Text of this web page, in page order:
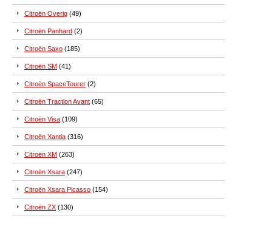
Citroën Overig (49)
Citroën Panhard (2)
Citroën Saxo (185)
Citroën SM (41)
Citroën SpaceTourer (2)
Citroën Traction Avant (65)
Citroën Visa (109)
Citroën Xantia (316)
Citroën XM (263)
Citroën Xsara (247)
Citroën Xsara Picasso (154)
Citroën ZX (130)